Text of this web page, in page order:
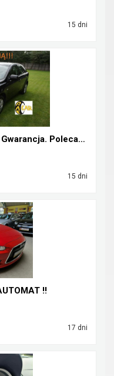
15 dni
Mitsubishi Lancer z Niemiec. Gwarancja. Polecam !!...
15 dni
!!
17 dni